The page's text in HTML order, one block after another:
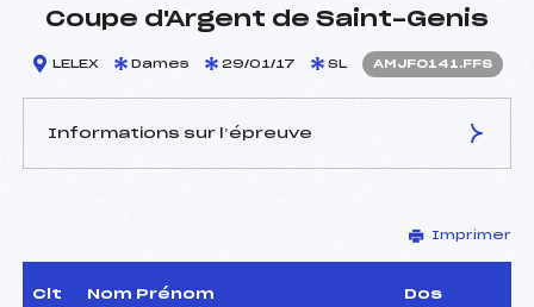
Coupe d'Argent de Saint-Genis
LELEX Dames 29/01/17 SL AMJF0141.FFS
Informations sur l’épreuve
GUICHON J CHRISTOPHE
(MJ)
Arbitre :
POIREL HERVE (MJ)
Imprimer
Clt Nom Prénom Dos